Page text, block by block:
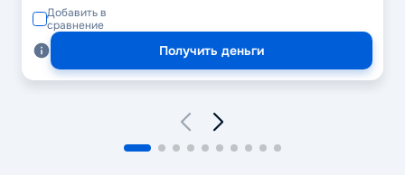
Добавить в
сравнение
Получить деньги